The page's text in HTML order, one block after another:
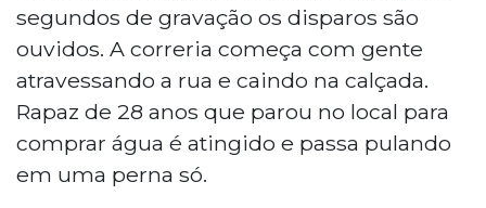
segundos de gravação os disparos são
ouvidos. A correria começa com gente
atravessando a rua e caindo na calçada.
Rapaz de 28 anos que parou no local para
comprar água é atingido e passa pulando
em uma perna só.